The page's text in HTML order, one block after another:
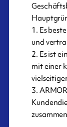
1. Es
und
2. Es ist
mit einer
3.